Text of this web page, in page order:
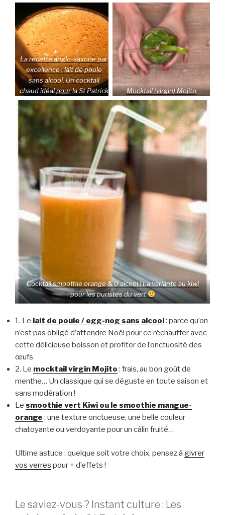
La recette anglo-saxone par
excellence : lait de poule
sans alcool. Un cocktail
chaud idéal pour la St Patrick
Mocktail (virgin) Mojito
Cocktail smoothie orange & 0 alcool ! La variante au kiwi
pour les puristes du vert
1. Le lait de poule / egg-nog sans alcool : parce qu’on
n’est pas obligé d’attendre Noël pour ce réchauffer avec
cette délicieuse boisson et profiter de l’onctuosité des
œufs
2. Le mocktail virgin Mojito : frais, au bon goût de
menthe… Un classique qui se déguste en toute saison et
sans modération !
Le smoothie vert Kiwi ou le smoothie mangue-
orange : une texture onctueuse, une belle couleur
chatoyante ou verdoyante pour un câlin fruité…
Ultime astuce : quelque soit votre choix, pensez à givrer
vos verres pour + d’effets !
Le saviez-vous ? Instant culture : Les